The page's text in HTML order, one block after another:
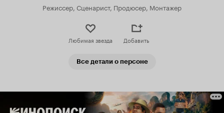
Режиссер, Сценарист, Продюсер, Монтажер
Любимая звезда Добавить
Все детали о персоне